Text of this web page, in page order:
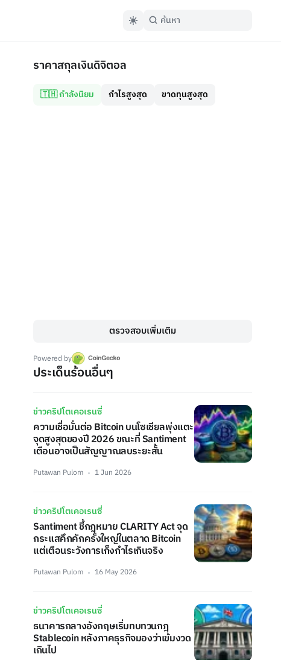
ราคาสกุลเงินดิจิตอล
🇹🇭 กำลังนิยม กำไรสูงสุด ขาดทุนสูงสุด
ตรวจสอบเพิ่มเติม
Powered by
ประเด็นร้อนอื่นๆ
ข่าวคริปโตเคอเรนซี่
ความเชื่อมั่นต่อ Bitcoin บนโซเชียลพุ่งแตะ
จุดสูงสุดของปี 2026 ขณะที่ Santiment
เตือนอาจเป็นสัญญาณลบระยะสั้น
Putawan Pulom 1 Jun 2026
ข่าวคริปโตเคอเรนซี่
Santiment ชี้กฎหมาย CLARITY Act จุด
กระแสคึกคักครั้งใหญ่ในตลาด Bitcoin
แต่เตือนระวังการเก็งกำไรเกินจริง
Putawan Pulom 16 May 2026
ข่าวคริปโตเคอเรนซี่
ธนาคารกลางอังกฤษเริ่มทบทวนกฎ
Stablecoin หลังภาคธุรกิจมองว่าเข้มงวด
เกินไป